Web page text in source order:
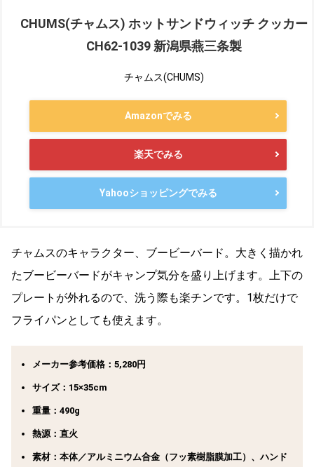
CHUMS(チャムス) ホットサンドウィッチ クッカー
CH62-1039 新潟県燕三条製
チャムス(CHUMS)
Amazonでみる
楽天でみる
Yahooショッピングでみる
チャムスのキャラクター、ブービーバード。大きく描かれ
たブービーバードがキャンプ気分を盛り上げます。上下の
プレートが外れるので、洗う際も楽チンです。1枚だけで
フライパンとしても使えます。
メーカー参考価格：5,280円
サイズ：15×35cm
重量：490g
熱源：直火
素材：本体／アルミニウム合金（フッ素樹脂膜加工）、ハンド